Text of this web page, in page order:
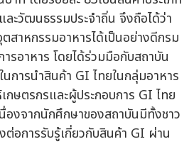
ะวัฒนธรรมประจำถิ่น จึงถือได้ว่า
สาหกรรมอาหารได้เป็นอย่างดีกรม
รอาหาร โดยได้ร่วมมือกับสถาบัน
การนำสินค้า GI ไทยในกลุ่มอาหาร
กษตรกรและผู้ประกอบการ GI ไทย
องจากนักศึกษาของสถาบันมีทั้งชาว
ต่อการรับรู้เกี่ยวกับสินค้า GI ผ่าน